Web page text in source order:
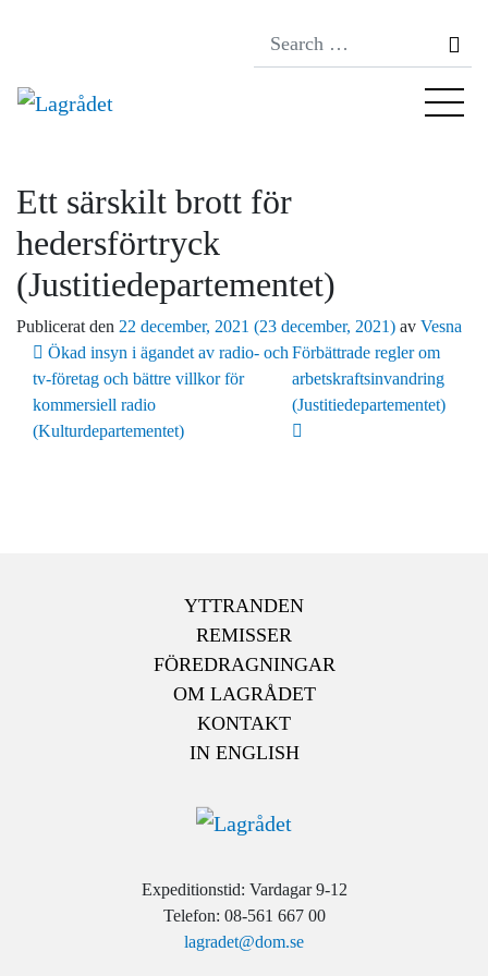
Ett särskilt brott för
hedersförtryck
(Justitiedepartementet)
Publicerat den 22 december, 2021 (23 december, 2021) av Vesna
Inläggsnavigering
Ökad insyn i ägandet av radio- och
tv-företag och bättre villkor för
kommersiell radio
(Kulturdepartementet)
Förbättrade regler om
arbetskraftsinvandring
(Justitiedepartementet)
YTTRANDEN
REMISSER
FÖREDRAGNINGAR
OM LAGRÅDET
KONTAKT
IN ENGLISH
Expeditionstid: Vardagar 9-12
Telefon: 08-561 667 00
lagradet@dom.se